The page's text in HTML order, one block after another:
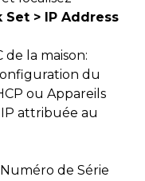
Set > IP Address
la maison:
du
ou Appareils
IP attribuée au
de Série